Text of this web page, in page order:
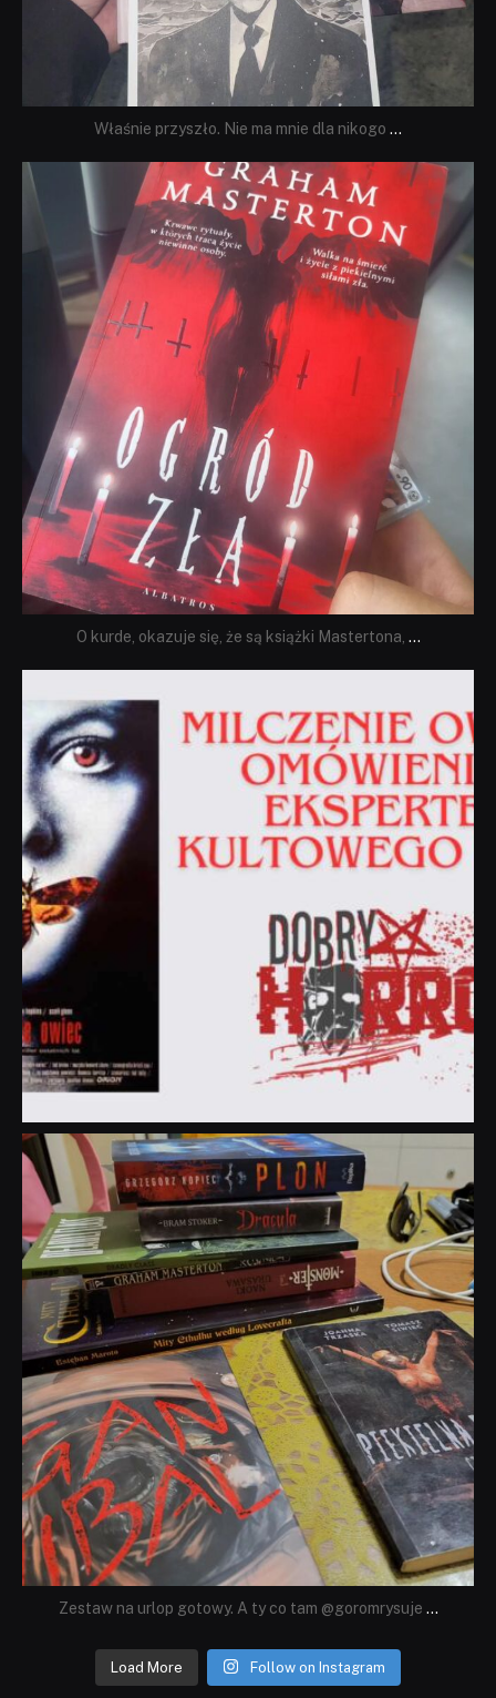
Właśnie przyszło. Nie ma mnie dla nikogo ...
dobryhorror
Sie 23
O kurde, okazuje się, że są książki Mastertona, ...
dobryhorror
Lip 31
Zestaw na urlop gotowy. A ty co tam @goromrysuje ...
Load More Follow on Instagram